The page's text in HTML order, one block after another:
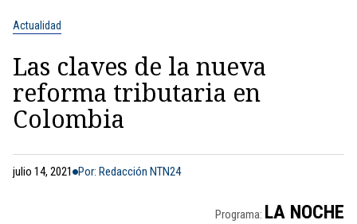
Actualidad
Las claves de la nueva
reforma tributaria en
Colombia
julio 14, 2021 Por: Redacción NTN24
Programa: LA NOCHE